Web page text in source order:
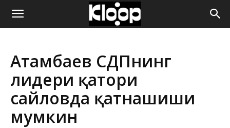
ҚИРҒИЗИСТОН
ЯНГИЛИКЛАРИ
Атамбаев ҚСДПнинг
лидери қатори
сайловда қатнашиши
мумкин